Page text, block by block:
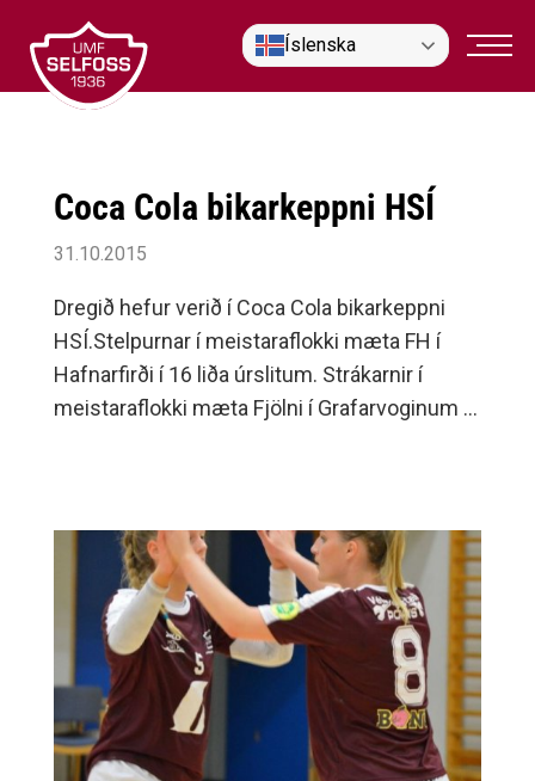
efni
Íslenska
Coca Cola bikarkeppni HSÍ
31.10.2015
Dregið hefur verið í Coca Cola bikarkeppni
HSÍ.Stelpurnar í meistaraflokki mæta FH í
Hafnarfirði í 16 liða úrslitum. Strákarnir í
meistaraflokki mæta Fjölni í Grafarvoginum í